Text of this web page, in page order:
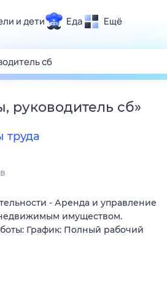
и дети Еда Ещё
и отдых
и тренды
вместе
Гороскопы
руководитель сб»
труда
- Аренда и управление
имуществом.
График: Полный рабочий